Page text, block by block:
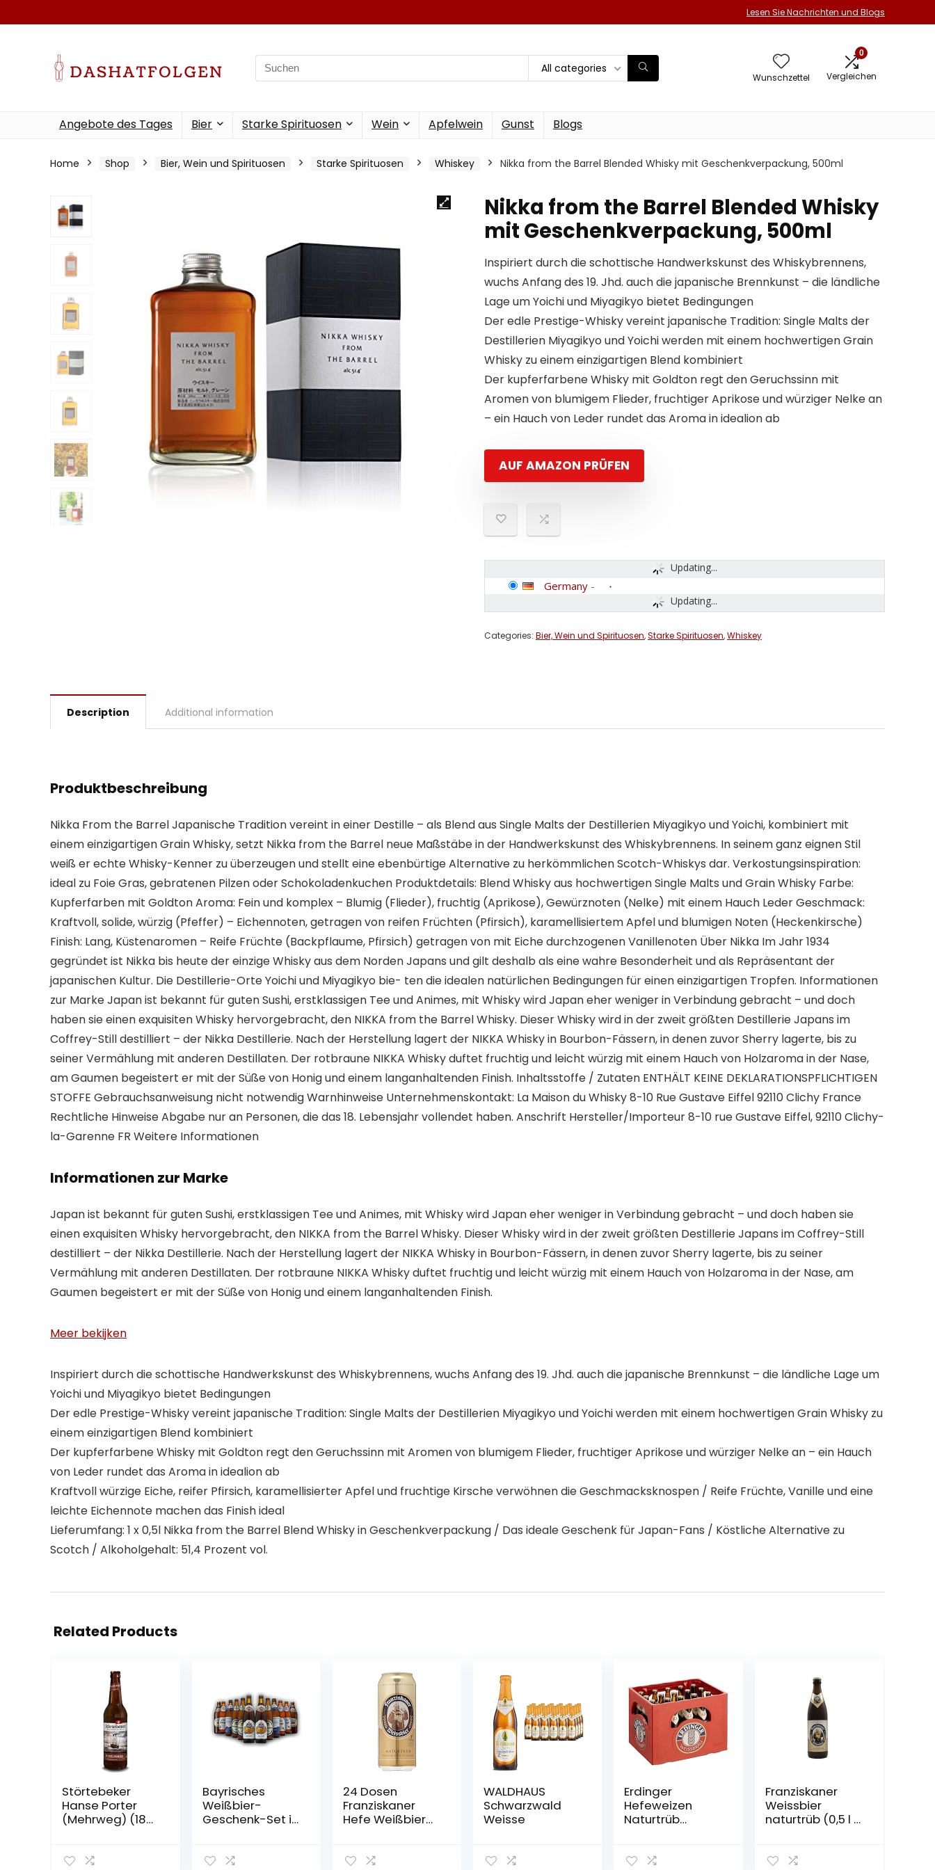
Lesen Sie Nachrichten und Blogs
Search
for:
All categories
Wunschzettel
0
Vergleichen
Angebote des Tages Bier Starke Spirituosen Wein Apfelwein Gunst Blogs
Home Shop Bier, Wein und Spirituosen Starke Spirituosen Whiskey Nikka from the Barrel Blended Whisky mit Geschenkverpackung, 500ml
Nikka from the Barrel Blended Whisky
mit Geschenkverpackung, 500ml
Inspiriert durch die schottische Handwerkskunst des Whiskybrennens,
wuchs Anfang des 19. Jhd. auch die japanische Brennkunst – die ländliche
Lage um Yoichi und Miyagikyo bietet Bedingungen
Der edle Prestige-Whisky vereint japanische Tradition: Single Malts der
Destillerien Miyagikyo und Yoichi werden mit einem hochwertigen Grain
Whisky zu einem einzigartigen Blend kombiniert
Der kupferfarbene Whisky mit Goldton regt den Geruchssinn mit
Aromen von blumigem Flieder, fruchtiger Aprikose und würziger Nelke an
– ein Hauch von Leder rundet das Aroma in idealion ab
AUF AMAZON PRÜFEN
Updating...
Updating...
Germany -
Categories: Bier, Wein und Spirituosen,Starke Spirituosen,Whiskey
Description Additional information
Produktbeschreibung
Nikka From the Barrel Japanische Tradition vereint in einer Destille – als Blend aus Single Malts der Destillerien Miyagikyo und Yoichi, kombiniert mit
einem einzigartigen Grain Whisky, setzt Nikka from the Barrel neue Maßstäbe in der Handwerkskunst des Whiskybrennens. In seinem ganz eignen Stil
weiß er echte Whisky-Kenner zu überzeugen und stellt eine ebenbürtige Alternative zu herkömmlichen Scotch-Whiskys dar. Verkostungsinspiration:
ideal zu Foie Gras, gebratenen Pilzen oder Schokoladenkuchen Produktdetails: Blend Whisky aus hochwertigen Single Malts und Grain Whisky Farbe:
Kupferfarben mit Goldton Aroma: Fein und komplex – Blumig (Flieder), fruchtig (Aprikose), Gewürznoten (Nelke) mit einem Hauch Leder Geschmack:
Kraftvoll, solide, würzig (Pfeffer) – Eichennoten, getragen von reifen Früchten (Pfirsich), karamellisiertem Apfel und blumigen Noten (Heckenkirsche)
Finish: Lang, Küstenaromen – Reife Früchte (Backpflaume, Pfirsich) getragen von mit Eiche durchzogenen Vanillenoten Über Nikka Im Jahr 1934
gegründet ist Nikka bis heute der einzige Whisky aus dem Norden Japans und gilt deshalb als eine wahre Besonderheit und als Repräsentant der
japanischen Kultur. Die Destillerie-Orte Yoichi und Miyagikyo bie- ten die idealen natürlichen Bedingungen für einen einzigartigen Tropfen. Informationen
zur Marke Japan ist bekannt für guten Sushi, erstklassigen Tee und Animes, mit Whisky wird Japan eher weniger in Verbindung gebracht – und doch
haben sie einen exquisiten Whisky hervorgebracht, den NIKKA from the Barrel Whisky. Dieser Whisky wird in der zweit größten Destillerie Japans im
Coffrey-Still destilliert – der Nikka Destillerie. Nach der Herstellung lagert der NIKKA Whisky in Bourbon-Fässern, in denen zuvor Sherry lagerte, bis zu
seiner Vermählung mit anderen Destillaten. Der rotbraune NIKKA Whisky duftet fruchtig und leicht würzig mit einem Hauch von Holzaroma in der Nase,
am Gaumen begeistert er mit der Süße von Honig und einem langanhaltenden Finish. Inhaltsstoffe / Zutaten ENTHÄLT KEINE DEKLARATIONSPFLICHTIGEN
STOFFE Gebrauchsanweisung nicht notwendig Warnhinweise Unternehmenskontakt: La Maison du Whisky 8-10 Rue Gustave Eiffel 92110 Clichy France
Rechtliche Hinweise Abgabe nur an Personen, die das 18. Lebensjahr vollendet haben. Anschrift Hersteller/Importeur 8-10 rue Gustave Eiffel, 92110 Clichy-
la-Garenne FR Weitere Informationen
Informationen zur Marke
Japan ist bekannt für guten Sushi, erstklassigen Tee und Animes, mit Whisky wird Japan eher weniger in Verbindung gebracht – und doch haben sie
einen exquisiten Whisky hervorgebracht, den NIKKA from the Barrel Whisky. Dieser Whisky wird in der zweit größten Destillerie Japans im Coffrey-Still
destilliert – der Nikka Destillerie. Nach der Herstellung lagert der NIKKA Whisky in Bourbon-Fässern, in denen zuvor Sherry lagerte, bis zu seiner
Vermählung mit anderen Destillaten. Der rotbraune NIKKA Whisky duftet fruchtig und leicht würzig mit einem Hauch von Holzaroma in der Nase, am
Gaumen begeistert er mit der Süße von Honig und einem langanhaltenden Finish.
Meer bekijken
Inspiriert durch die schottische Handwerkskunst des Whiskybrennens, wuchs Anfang des 19. Jhd. auch die japanische Brennkunst – die ländliche Lage um
Yoichi und Miyagikyo bietet Bedingungen
Der edle Prestige-Whisky vereint japanische Tradition: Single Malts der Destillerien Miyagikyo und Yoichi werden mit einem hochwertigen Grain Whisky zu
einem einzigartigen Blend kombiniert
Der kupferfarbene Whisky mit Goldton regt den Geruchssinn mit Aromen von blumigem Flieder, fruchtiger Aprikose und würziger Nelke an – ein Hauch
von Leder rundet das Aroma in idealion ab
Kraftvoll würzige Eiche, reifer Pfirsich, karamellisierter Apfel und fruchtige Kirsche verwöhnen die Geschmacksknospen / Reife Früchte, Vanille und eine
leichte Eichennote machen das Finish ideal
Lieferumfang: 1 x 0,5l Nikka from the Barrel Blend Whisky in Geschenkverpackung / Das ideale Geschenk für Japan-Fans / Köstliche Alternative zu
Scotch / Alkoholgehalt: 51,4 Prozent vol.
Related Products
Störtebeker
Hanse Porter
(Mehrweg) (18
oder 30er Box),
Bayrisches
Weißbier-
Geschenk-Set in
| Ein Mix aus
24 Dosen
Franziskaner
Hefe Weißbier
6.00€ EINWEG
WALDHAUS
Schwarzwald
Weisse
Erdinger
Hefeweizen
Naturtrüb
Franziskaner
Weissbier
naturtrüb (0,5 l /